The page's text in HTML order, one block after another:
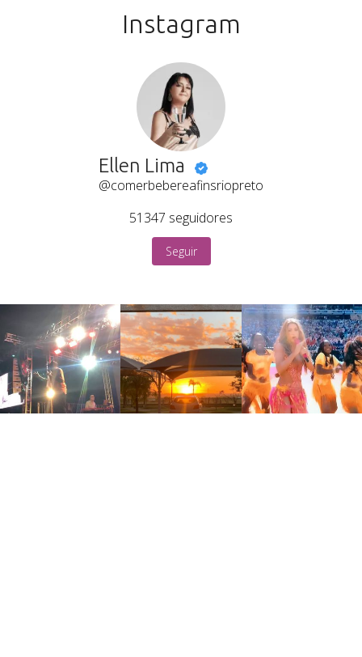
Instagram
Ellen Lima
@comerbebereafinsriopreto
51347 seguidores
Seguir